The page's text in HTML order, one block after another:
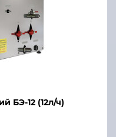
БЭ-12 (12л/ч)